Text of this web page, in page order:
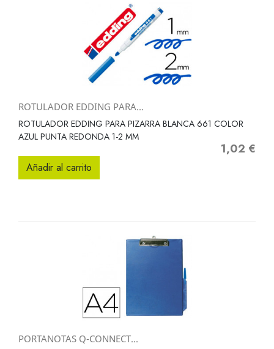
ROTULADOR EDDING PARA...
ROTULADOR EDDING PARA PIZARRA BLANCA 661 COLOR
AZUL PUNTA REDONDA 1-2 MM
Precio
1,02 €
Añadir al carrito
PORTANOTAS Q-CONNECT...